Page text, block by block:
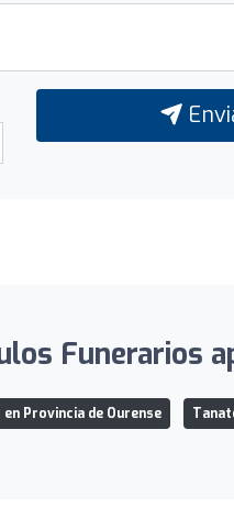
Funerarios
Provincia de Ourense